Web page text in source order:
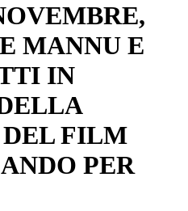
MANNU E
IN
FILM
PER